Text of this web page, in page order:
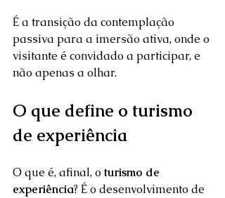
É a transição da contemplação
passiva para a imersão ativa, onde o
visitante é convidado a participar, e
não apenas a olhar.
O que define o turismo
de experiência
O que é, afinal, o turismo de
experiência? É o desenvolvimento de